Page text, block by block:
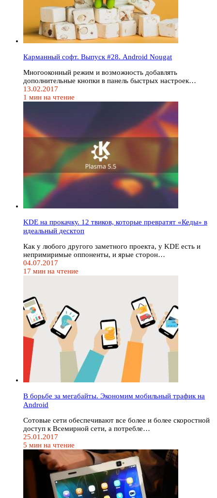
Карманный софт. Выпуск #28. Android Nougat
Многооконный режим и возможность добавлять
дополнительные кнопки в панель быстрых настроек…
13.02.2017
1 мин на чтение
KDE на прокачку. 12 твиков, которые превратят «Кеды» в
идеальный десктоп
Как у любого другого заметного проекта, у KDE есть и
непримиримые оппоненты, и ярые сторон…
04.07.2017
17 мин на чтение
В борьбе за мегабайты. Экономим мобильный трафик на
Android
Сотовые сети обеспечивают все более и более скоростной
доступ к Всемирной сети, а потребле…
25.01.2017
5 мин на чтение